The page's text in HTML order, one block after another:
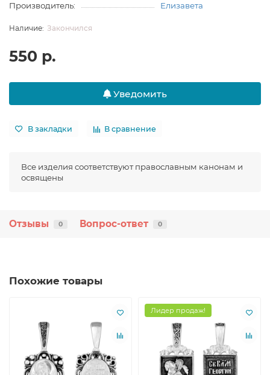
Производитель:
Елизавета
Закончился
550 р.
Уведомить
В закладки В сравнение
Все изделия соответствуют православным канонам и
освящены
Отзывы 0 Вопрос-ответ 0
Похожие товары
Лидер продаж!